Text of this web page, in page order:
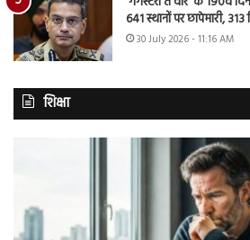
641 स्थानों पर छापेमारी, 313
30 July 2026 - 11:16 AM
शिक्षा